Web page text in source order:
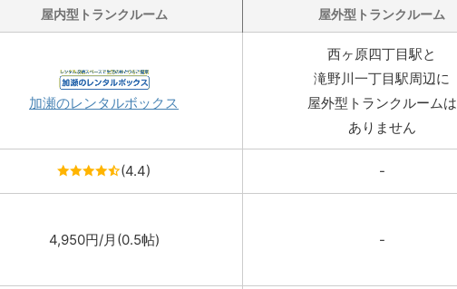
屋内型トランクルーム 屋外型トランクルーム
加瀬のレンタルボックス
西ヶ原四丁目駅と
滝野川一丁目駅周辺に
屋外型トランクルームは
ありません
(4.4) -
4,950円/月(0.5帖) -